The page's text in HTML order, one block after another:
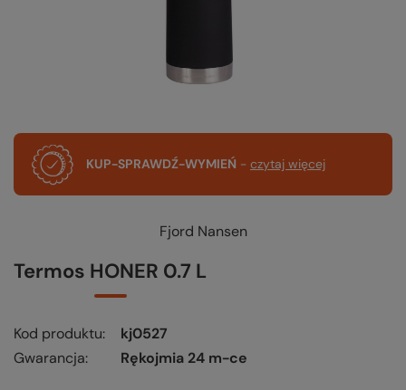
KUP-SPRAWDŹ-WYMIEŃ - czytaj więcej
Fjord Nansen
Termos HONER 0.7 L
Kod produktu
kj0527
Gwarancja
Rękojmia 24 m-ce